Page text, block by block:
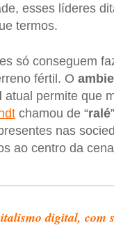
esses líderes
termos.
só conseguem
fértil. O
atual permite que
chamou de “ralé”
nas
ao centro da
digital, com